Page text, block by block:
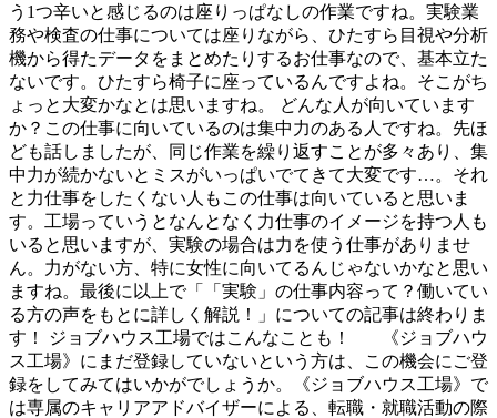
う1つ辛いと感じるのは座りっぱなしの作業ですね。実験業
務や検査の仕事については座りながら、ひたすら目視や分析
機から得たデータをまとめたりするお仕事なので、基本立た
ないです。ひたすら椅子に座っているんですよね。そこがち
ょっと大変かなとは思いますね。 どんな人が向いています
か？この仕事に向いているのは集中力のある人ですね。先ほ
ども話しましたが、同じ作業を繰り返すことが多々あり、集
中力が続かないとミスがいっぱいでてきて大変です…。それ
と力仕事をしたくない人もこの仕事は向いていると思いま
す。工場っていうとなんとなく力仕事のイメージを持つ人も
いると思いますが、実験の場合は力を使う仕事がありませ
ん。力がない方、特に女性に向いてるんじゃないかなと思い
ますね。最後に以上で「「実験」の仕事内容って？働いてい
る方の声をもとに詳しく解説！」についての記事は終わりま
す！ ジョブハウス工場ではこんなことも！ 《ジョブハウ
ス工場》にまだ登録していないという方は、この機会にご登
録をしてみてはいかがでしょうか。《ジョブハウス工場》で
は専属のキャリアアドバイザーによる、転職・就職活動の際